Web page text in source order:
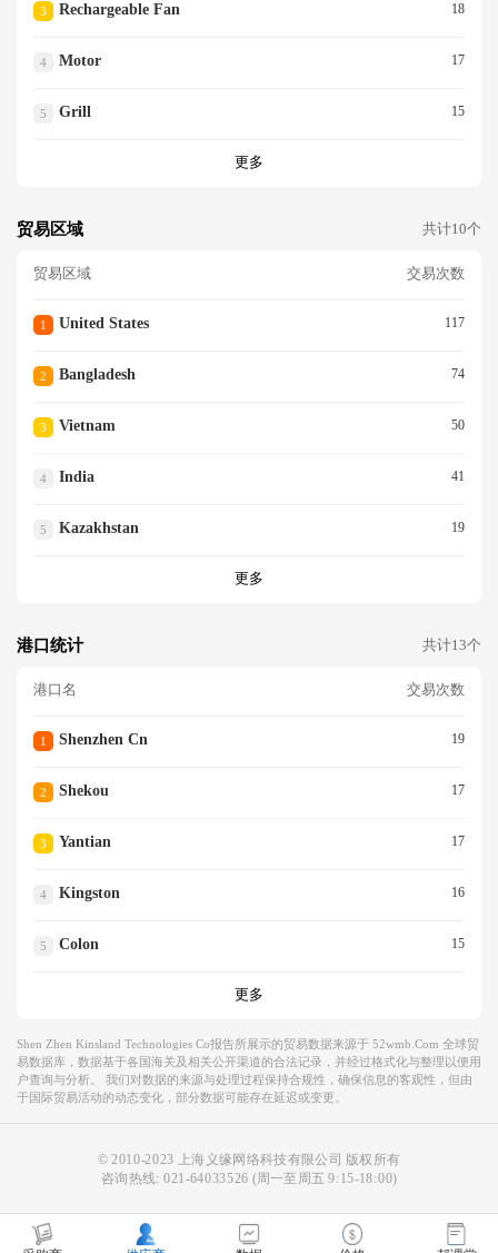
3 Rechargeable Fan 18
4 Motor 17
5 Grill 15
更多
贸易区域 共计10个
贸易区域 交易次数
1 United States 117
2 Bangladesh 74
3 Vietnam 50
4 India 41
5 Kazakhstan 19
更多
港口统计 共计13个
港口名 交易次数
1 Shenzhen Cn 19
2 Shekou 17
3 Yantian 17
4 Kingston 16
5 Colon 15
更多
Shen Zhen Kinsland Technologies Co报告所展示的贸易数据来源于 52wmb.com 全球贸
易数据库，数据基于各国海关及相关公开渠道的合法记录，并经过格式化与整理以便用
户查询与分析。 我们对数据的来源与处理过程保持合规性，确保信息的客观性，但由
于国际贸易活动的动态变化，部分数据可能存在延迟或变更。
© 2010-2023 上海义缘网络科技有限公司 版权所有
咨询热线:021-64033526 (周一至周五 9:15-18:00)